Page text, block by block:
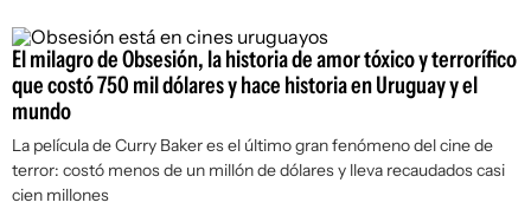
El milagro de Obsesión, la historia de amor tóxico y terrorífico
que costó 750 mil dólares y hace historia en Uruguay y el
mundo
La película de Curry Baker es el último gran fenómeno del cine de
terror: costó menos de un millón de dólares y lleva recaudados casi
cien millones